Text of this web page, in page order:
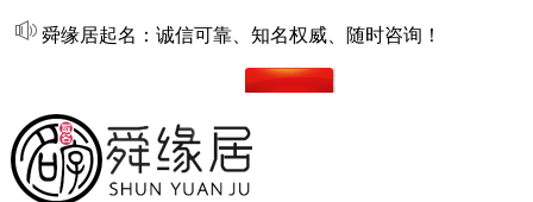
舜缘居起名：诚信可靠、知名权威、随时咨询！